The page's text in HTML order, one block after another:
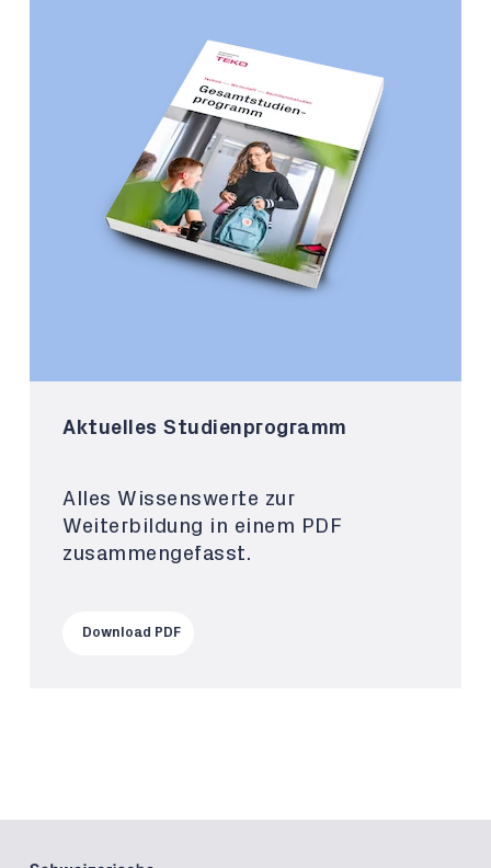
Aktuelles Studienprogramm
Alles Wissenswerte zur
Weiterbildung in einem PDF
zusammengefasst.
Download PDF